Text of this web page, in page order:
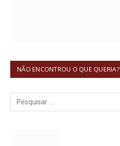
NÃO ENCONTROU O QUE QUERIA?